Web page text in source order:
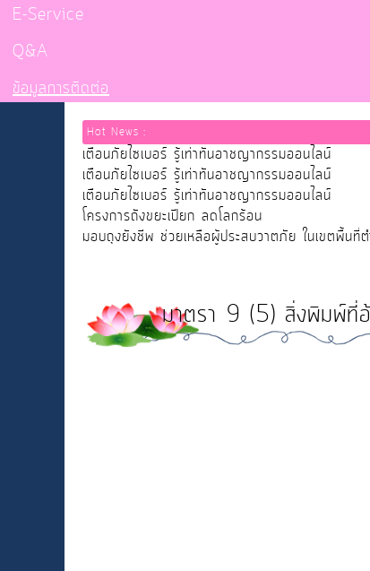
E-Service
Q&A
ข้อมูลการติดต่อ
Hot News :
เตือนภัยไซเบอร์ รู้เท่าทันอาชญากรรมออนไลน์
เตือนภัยไซเบอร์ รู้เท่าทันอาชญากรรมออนไลน์
เตือนภัยไซเบอร์ รู้เท่าทันอาชญากรรมออนไลน์
โครงการถังขยะเปียก ลดโลกร้อน
มอบถุงยังชีพ ช่วยเหลือผู้ประสบวาตภัย ในเขตพื้นที่
มาตรา 9 (5) สิ่งพิมพ์ที่อ้